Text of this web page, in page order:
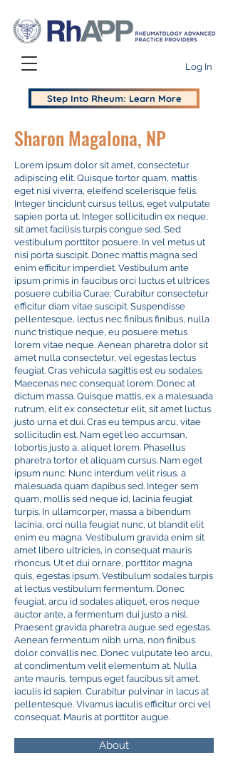
Log In
Step Into Rheum: Learn More
Sharon Magalona, NP
Lorem ipsum dolor sit amet, consectetur
adipiscing elit. Quisque tortor quam, mattis
eget nisi viverra, eleifend scelerisque felis.
Integer tincidunt cursus tellus, eget vulputate
sapien porta ut. Integer sollicitudin ex neque,
sit amet facilisis turpis congue sed. Sed
vestibulum porttitor posuere. In vel metus ut
nisi porta suscipit. Donec mattis magna sed
enim efficitur imperdiet. Vestibulum ante
ipsum primis in faucibus orci luctus et ultrices
posuere cubilia Curae; Curabitur consectetur
efficitur diam vitae suscipit. Suspendisse
pellentesque, lectus nec finibus finibus, nulla
nunc tristique neque, eu posuere metus
lorem vitae neque. Aenean pharetra dolor sit
amet nulla consectetur, vel egestas lectus
feugiat. Cras vehicula sagittis est eu sodales.
Maecenas nec consequat lorem. Donec at
dictum massa. Quisque mattis, ex a malesuada
rutrum, elit ex consectetur elit, sit amet luctus
justo urna et dui. Cras eu tempus arcu, vitae
sollicitudin est. Nam eget leo accumsan,
lobortis justo a, aliquet lorem. Phasellus
pharetra tortor et aliquam cursus. Nam eget
ipsum nunc. Nunc interdum velit risus, a
malesuada quam dapibus sed. Integer sem
quam, mollis sed neque id, lacinia feugiat
turpis. In ullamcorper, massa a bibendum
lacinia, orci nulla feugiat nunc, ut blandit elit
enim eu magna. Vestibulum gravida enim sit
amet libero ultricies, in consequat mauris
rhoncus. Ut et dui ornare, porttitor magna
quis, egestas ipsum. Vestibulum sodales turpis
at lectus vestibulum fermentum. Donec
feugiat, arcu id sodales aliquet, eros neque
auctor ante, a fermentum dui justo a nisl.
Praesent gravida pharetra augue sed egestas.
Aenean fermentum nibh urna, non finibus
dolor convallis nec. Donec vulputate leo arcu,
at condimentum velit elementum at. Nulla
ante mauris, tempus eget faucibus sit amet,
iaculis id sapien. Curabitur pulvinar in lacus at
pellentesque. Vivamus iaculis efficitur orci vel
consequat. Mauris at porttitor augue.
About